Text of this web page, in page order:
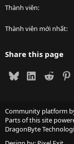
Thành viên
Thành viên mới nhất
Share this page
BlueskyLinkedIn
Reddit
Community platform
Parts of this site
DragonByte